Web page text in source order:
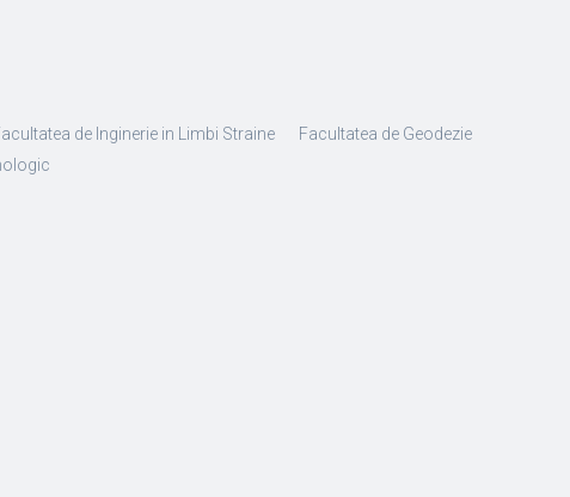
de Inginerie in Limbi Straine
Facultatea de Geodezie